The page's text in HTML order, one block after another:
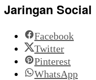
Jaringan Social
Facebook
Twitter
Pinterest
WhatsApp